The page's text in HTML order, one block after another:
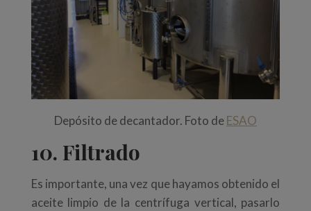
Depósito de decantador. Foto deESAO
10. Filtrado
Es importante, una vez que hayamos obtenido el
aceite limpio de la centrífuga vertical, pasarlo